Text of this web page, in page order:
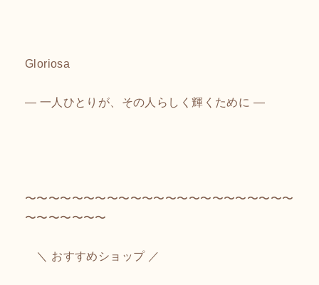
Gloriosa
― 一人ひとりが、その人らしく輝くために ―
〜〜〜〜〜〜〜〜〜〜〜〜〜〜〜〜〜〜〜〜〜〜〜
〜〜〜〜〜〜〜
＼ おすすめショップ ／